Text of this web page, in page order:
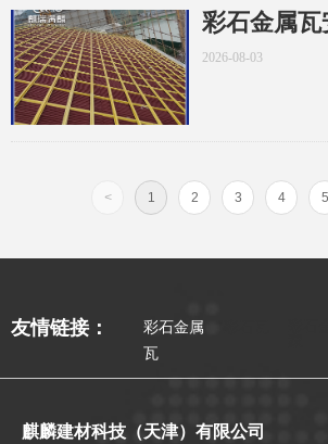
彩石金属瓦
2026-08-03
< 1 2 3 4 5
麒麟建材科技（天津）有限公司
友情链接：
彩石金属
瓦